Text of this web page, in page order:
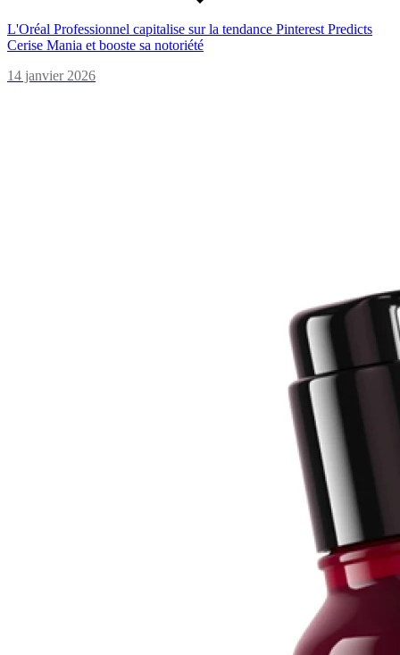
L'Oréal Professionnel capitalise sur la tendance Pinterest Predicts
Cerise Mania et booste sa notoriété
14 janvier 2026